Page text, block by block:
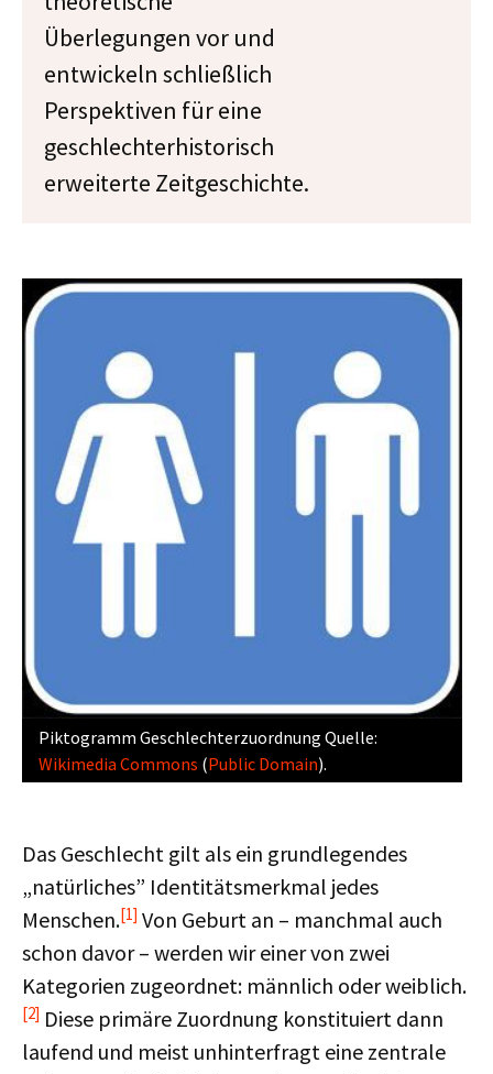
Überlegungen vor und
entwickeln schließlich
Perspektiven für eine
geschlechterhistorisch
erweiterte Zeitgeschichte.
Piktogramm Geschlechterzuordnung Quelle:
Wikimedia Commons (Public Domain).
Das Geschlecht gilt als ein grundlegendes
„natürliches” Identitätsmerkmal jedes
Menschen.[1] Von Geburt an – manchmal auch
schon davor – werden wir einer von zwei
Kategorien zugeordnet: männlich oder weiblich.
[2] Diese primäre Zuordnung konstituiert dann
laufend und meist unhinterfragt eine zentrale